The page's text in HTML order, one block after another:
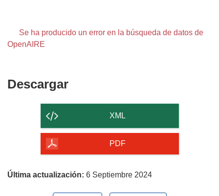
Se ha producido un error en la búsqueda de datos de
OpenAIRE
DescargarDescargar
contenido
de
página
XML
PDF
Última actualización: 6 Septiembre 2024